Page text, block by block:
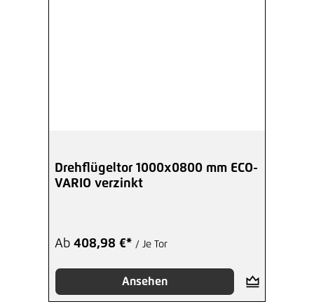
Drehflügeltor 1000x0800 mm ECO-
VARIO verzinkt
Ab 408,98 €* / Je Tor
Ansehen